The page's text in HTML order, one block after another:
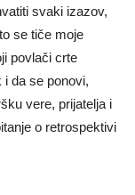
svaki izazov,
se tiče moje
povlači crte
da se ponovi,
vere, prijatelja i
o retrospektivi